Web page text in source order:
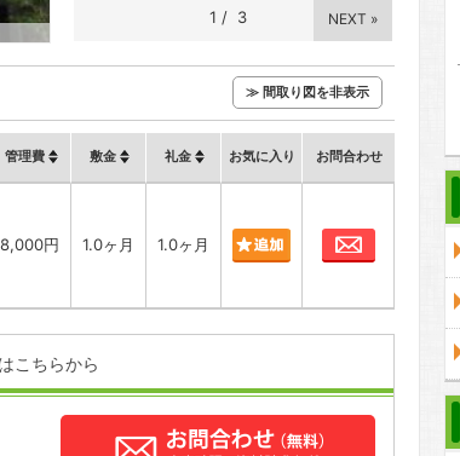
1 / 3 NEXT »
≫ 間取り図を非表示
管理費 敷金 礼金 お気に入り お問合わせ
8,000円 1.0ヶ月 1.0ヶ月 お問合わせ
こちらから